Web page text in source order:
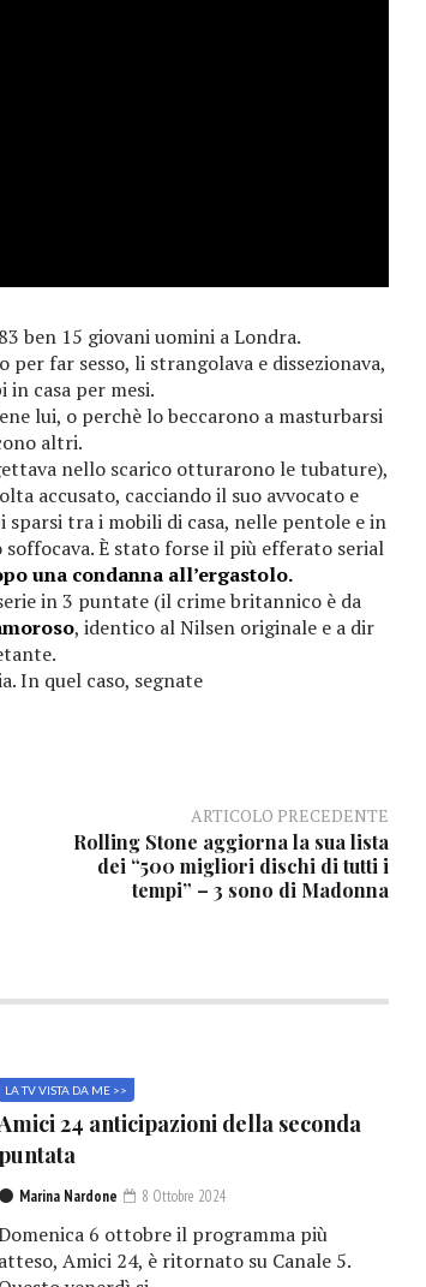
ben 15 giovani uomini a Londra.
far sesso, li strangolava e dissezionava,
casa per mesi.
lui, o perchè lo beccarono a masturbarsi
altri.
nello scarico otturarono le tubature),
accusato, cacciando il suo avvocato e
tra i mobili di casa, nelle pentole e in
È stato forse il più efferato serial
una condanna all’ergastolo.
in 3 puntate (il crime britannico è da
, identico al Nilsen originale e a dir
In quel caso, segnate
ARTICOLO PRECEDENTE
Rolling Stone aggiorna la sua lista
dei “500 migliori dischi di tutti i
tempi” – 3 sono di Madonna
LA TV VISTA DA ME >>
24 anticipazioni della seconda
puntata
Marina Nardone 8 Ottobre 2024
6 ottobre il programma più
atteso, Amici 24, è ritornato su Canale 5.